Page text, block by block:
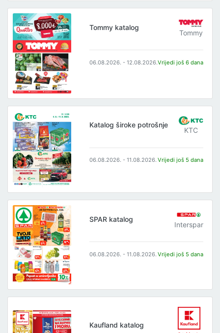
Tommy katalog
Tommy
06.08.2026. - 12.08.2026.Vrijedi još 6 dana
Katalog široke potrošnje
KTC
06.08.2026. - 11.08.2026. Vrijedi još 5 dana
SPAR katalog
Interspar
06.08.2026. - 11.08.2026. Vrijedi još 5 dana
Kaufland katalog